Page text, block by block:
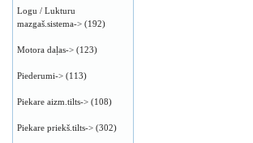
Logu / Lukturu
mazgaš.sistema-> (192)
Motora daļas-> (123)
Piederumi-> (113)
Piekare aizm.tilts-> (108)
Piekare priekš.tilts-> (302)